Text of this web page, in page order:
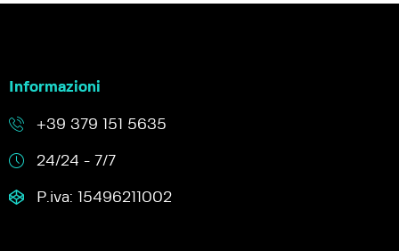
Informazioni
+39 379 151 5635
24/24 - 7/7
P.iva: 15496211002